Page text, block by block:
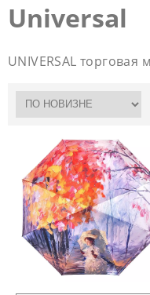
Universal
UNIVERSAL торговая